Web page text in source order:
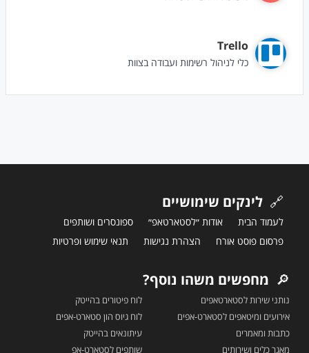
Trello
כלי לניהול רשימות ועבודה בצוות
🔗 לינקים שימושיים
לעמוד הבית אודות ״לסטארטאפ״
ספונסרים ושותפים
פרסום פוסט אורח
הצהרת נגישות תנאי שימוש ופרטיות
🔎 מחפשים משהו נוסף?
נותני שירות לסטארטאפים
אירועים ומיטאפים לסטארט-אפים
כתבות ומאמרים
מאגר כלים ושירותים
לוח פיטורים בהייטק
לוח גיוס הון סטארט-אפים
עיתונאים בהייטק
שותפים לסטארט-אפ